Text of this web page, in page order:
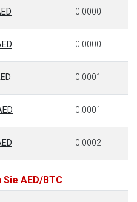
0.0000
0.0000
0.0001
0.0001
0.0002
AED/BTC